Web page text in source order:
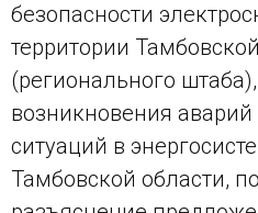
безопасности
территории
(регионального
возникновения
ситуаций в
Тамбовской области,